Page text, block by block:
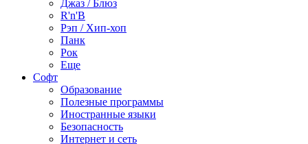
Джаз / Блюз
R'n'B
Рэп / Хип-хоп
Панк
Рок
Еще
Софт
Образование
Полезные программы
Иностранные языки
Безопасность
Интернет и сеть